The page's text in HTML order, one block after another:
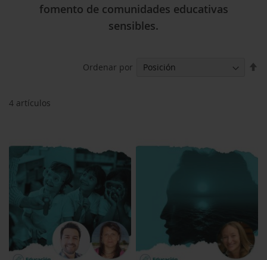
fomento de comunidades educativas
sensibles.
4 artículos
Ordenar por